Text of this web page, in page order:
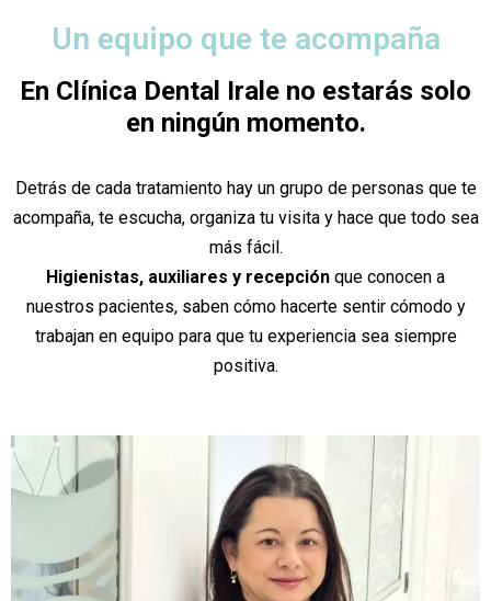
Un equipo que te acompaña
En Clínica Dental Irale no estarás solo
en ningún momento.
Detrás de cada tratamiento hay un grupo de personas que te
acompaña, te escucha, organiza tu visita y hace que todo sea
más fácil.
Higienistas, auxiliares y recepción que conocen a
nuestros pacientes, saben cómo hacerte sentir cómodo y
trabajan en equipo para que tu experiencia sea siempre
positiva.